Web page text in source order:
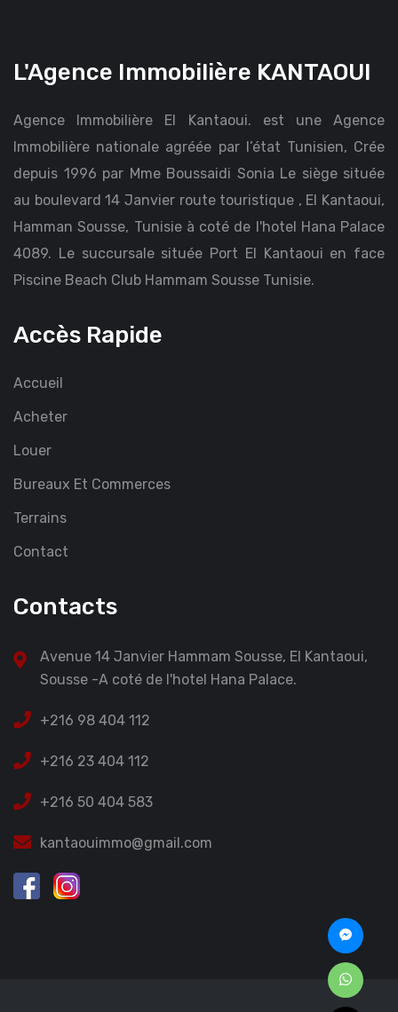
L'Agence Immobilière KANTAOUI
Agence Immobilière El Kantaoui. est une Agence
Immobilière nationale agréée par l’état Tunisien, Crée
depuis 1996 par Mme Boussaidi Sonia Le siège située
au boulevard 14 Janvier route touristique , El Kantaoui,
Hamman Sousse, Tunisie à coté de l'hotel Hana Palace
4089. Le succursale située Port El Kantaoui en face
Piscine Beach Club Hammam Sousse Tunisie.
Accès Rapide
Accueil
Acheter
Louer
Bureaux Et Commerces
Terrains
Contact
Contacts
Avenue 14 Janvier Hammam Sousse, El Kantaoui,
Sousse -A coté de l'hotel Hana Palace.
+216 98 404 112
+216 23 404 112
+216 50 404 583
kantaouimmo@gmail.com